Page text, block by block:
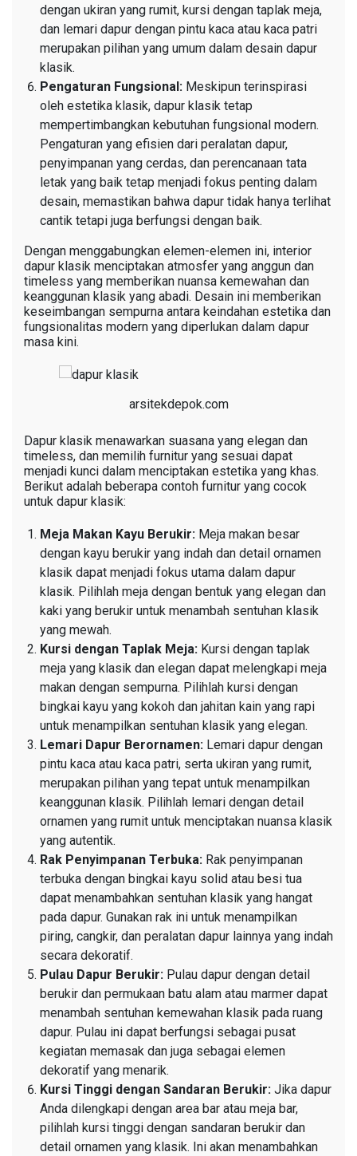
dengan ukiran yang rumit, kursi dengan taplak meja,
dan lemari dapur dengan pintu kaca atau kaca patri
merupakan pilihan yang umum dalam desain dapur
klasik.
Pengaturan Fungsional: Meskipun terinspirasi
oleh estetika klasik, dapur klasik tetap
mempertimbangkan kebutuhan fungsional modern.
Pengaturan yang efisien dari peralatan dapur,
penyimpanan yang cerdas, dan perencanaan tata
letak yang baik tetap menjadi fokus penting dalam
desain, memastikan bahwa dapur tidak hanya terlihat
cantik tetapi juga berfungsi dengan baik.
Dengan menggabungkan elemen-elemen ini, interior
dapur klasik menciptakan atmosfer yang anggun dan
timeless yang memberikan nuansa kemewahan dan
keanggunan klasik yang abadi. Desain ini memberikan
keseimbangan sempurna antara keindahan estetika dan
fungsionalitas modern yang diperlukan dalam dapur
masa kini.
arsitekdepok.com
Dapur klasik menawarkan suasana yang elegan dan
timeless, dan memilih furnitur yang sesuai dapat
menjadi kunci dalam menciptakan estetika yang khas.
Berikut adalah beberapa contoh furnitur yang cocok
untuk dapur klasik:
Meja Makan Kayu Berukir: Meja makan besar
dengan kayu berukir yang indah dan detail ornamen
klasik dapat menjadi fokus utama dalam dapur
klasik. Pilihlah meja dengan bentuk yang elegan dan
kaki yang berukir untuk menambah sentuhan klasik
yang mewah.
Kursi dengan Taplak Meja: Kursi dengan taplak
meja yang klasik dan elegan dapat melengkapi meja
makan dengan sempurna. Pilihlah kursi dengan
bingkai kayu yang kokoh dan jahitan kain yang rapi
untuk menampilkan sentuhan klasik yang elegan.
Lemari Dapur Berornamen: Lemari dapur dengan
pintu kaca atau kaca patri, serta ukiran yang rumit,
merupakan pilihan yang tepat untuk menampilkan
keanggunan klasik. Pilihlah lemari dengan detail
ornamen yang rumit untuk menciptakan nuansa klasik
yang autentik.
Rak Penyimpanan Terbuka: Rak penyimpanan
terbuka dengan bingkai kayu solid atau besi tua
dapat menambahkan sentuhan klasik yang hangat
pada dapur. Gunakan rak ini untuk menampilkan
piring, cangkir, dan peralatan dapur lainnya yang indah
secara dekoratif.
Pulau Dapur Berukir: Pulau dapur dengan detail
berukir dan permukaan batu alam atau marmer dapat
menambah sentuhan kemewahan klasik pada ruang
dapur. Pulau ini dapat berfungsi sebagai pusat
kegiatan memasak dan juga sebagai elemen
dekoratif yang menarik.
Kursi Tinggi dengan Sandaran Berukir: Jika dapur
Anda dilengkapi dengan area bar atau meja bar,
pilihlah kursi tinggi dengan sandaran berukir dan
detail ornamen yang klasik. Ini akan menambahkan